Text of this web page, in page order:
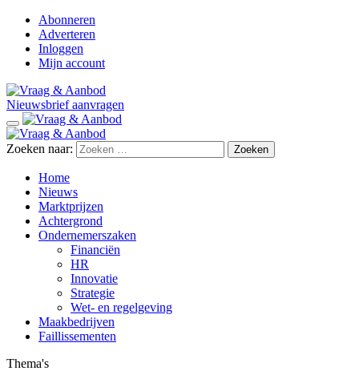
Abonneren
Adverteren
Inloggen
Mijn account
Nieuwsbrief aanvragen
Zoeken naar:
Home
Nieuws
Marktprijzen
Achtergrond
Ondernemerszaken
Financiën
HR
Innovatie
Strategie
Wet- en regelgeving
Maakbedrijven
Faillissementen
Thema's